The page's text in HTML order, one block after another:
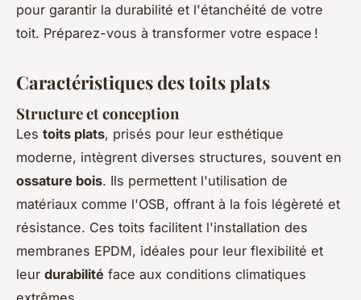
pour garantir la durabilité et l'étanchéité de votre
toit. Préparez-vous à transformer votre espace !
Caractéristiques des toits plats
Structure et conception
Les toits plats, prisés pour leur esthétique
moderne, intègrent diverses structures, souvent en
ossature bois. Ils permettent l'utilisation de
matériaux comme l'OSB, offrant à la fois légèreté et
résistance. Ces toits facilitent l'installation des
membranes EPDM, idéales pour leur flexibilité et
leur durabilité face aux conditions climatiques